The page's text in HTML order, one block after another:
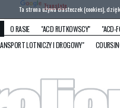
by Translate
O RASIE "ACD RUTKOWSCY"
"ACD-
LOTNICZY I DROGOWY"
Ta strona używa ciasteczek (cookies),